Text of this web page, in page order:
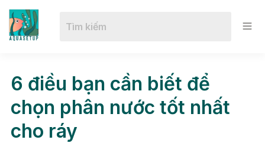
6 điều bạn cần biết để
chọn phân nước tốt nhất
cho ráy